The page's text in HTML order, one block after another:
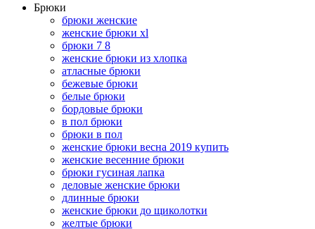
Брюки
брюки женские
женские брюки xl
брюки 7 8
женские брюки из хлопка
атласные брюки
бежевые брюки
белые брюки
бордовые брюки
в пол брюки
брюки в пол
женские брюки весна 2019 купить
женские весенние брюки
брюки гусиная лапка
деловые женские брюки
длинные брюки
женские брюки до щиколотки
желтые брюки